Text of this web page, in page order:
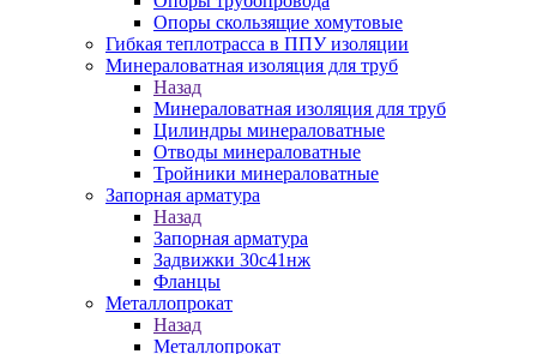
Опоры скользящие хомутовые
Гибкая теплотрасса в ППУ изоляции
Минераловатная изоляция для труб
Назад
Минераловатная изоляция для труб
Цилиндры минераловатные
Отводы минераловатные
Тройники минераловатные
Запорная арматура
Назад
Запорная арматура
Задвижки 30с41нж
Фланцы
Металлопрокат
Назад
Металлопрокат